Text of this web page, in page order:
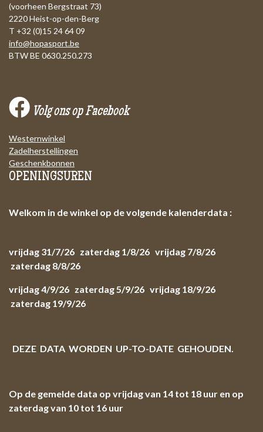
(voorheen Bergstraat 73)
2220 Heist-op-den-Berg
T +32 (0)15 24 64 09
info@hopasport.be
BTW BE 0630.250.273
Volg ons op Facebook
Westernwinkel
Zadelherstellingen
Geschenkbonnen
OPENINGSUREN
Welkom in de winkel op de volgende kalenderdata :
vrijdag 31/7/26 zaterdag 1/8/26 vrijdag 7/8/26
zaterdag 8/8/26
vrijdag 4/9/26 zaterdag 5/9/26 vrijdag 18/9/26
zaterdag 19/9/26
DEZE DATA WORDEN UP-TO-DATE GEHOUDEN.
Op de gemelde data op vrijdag van 14 tot 18 uur en op
zaterdag van 10 tot 16 uur